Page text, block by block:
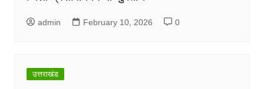
admin February 10, 2026 0
उत्तराखंड